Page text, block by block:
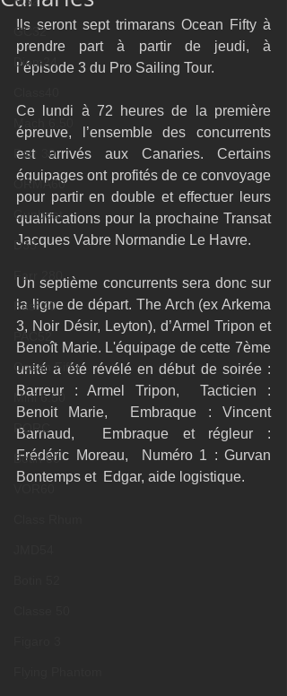
GC32
Diam24
Mach 6.50
Farr 30
ORMA60
Gunboat
D35
Farr 280
Fast 40
PAC52
Ocean Fifty
Mini 6.50
RORC
Botin 80
Ils seront sept trimarans Ocean Fifty à
prendre part à partir de jeudi, à
l’épisode 3 du Pro Sailing Tour.
Ce lundi à 72 heures de la première
épreuve, l’ensemble des concurrents
est arrivés aux Canaries. Certains
équipages ont profités de ce convoyage
pour partir en double et effectuer leurs
qualifications pour la prochaine Transat
Jacques Vabre Normandie Le Havre.
Un septième concurrents sera donc sur
la ligne de départ. The Arch (ex Arkema
3, Noir Désir, Leyton), d’Armel Tripon et
Benoît Marie. L'équipage de cette 7ème
unité a été révélé en début de soirée :
Barreur : Armel Tripon,  Tacticien :
Benoit Marie,  Embraque : Vincent
Barnaud,  Embraque et régleur :
Frédéric Moreau,  Numéro 1 : Gurvan
Bontemps et  Edgar, aide logistique.